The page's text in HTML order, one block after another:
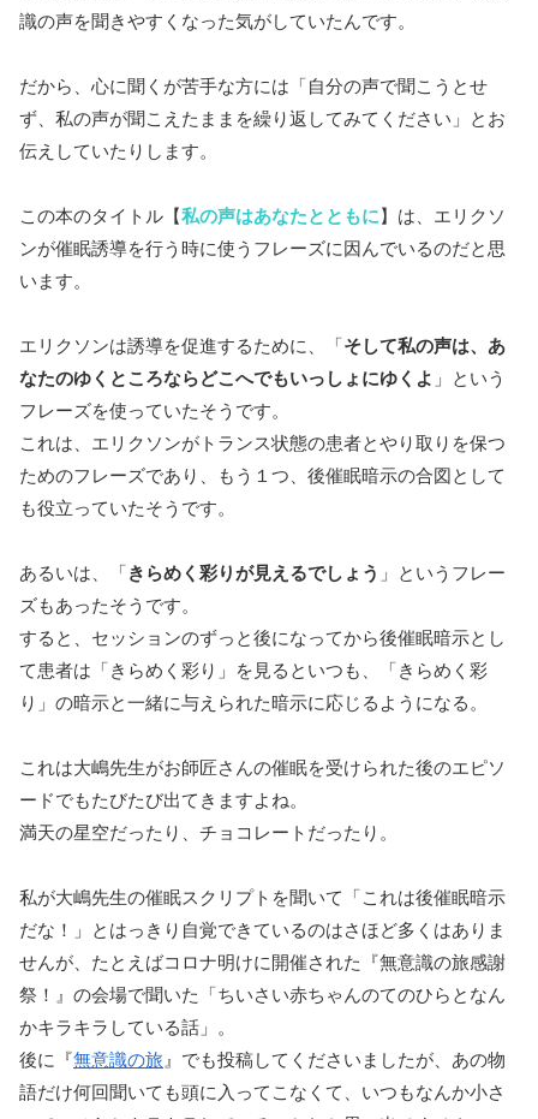
識の声を聞きやすくなった気がしていたんです。
だから、心に聞くが苦手な方には「自分の声で聞こうとせ
ず、私の声が聞こえたままを繰り返してみてください」とお
伝えしていたりします。
この本のタイトル【私の声はあなたとともに】は、エリクソ
ンが催眠誘導を行う時に使うフレーズに因んでいるのだと思
います。
エリクソンは誘導を促進するために、「そして私の声は、あ
なたのゆくところならどこへでもいっしょにゆくよ 」という
フレーズを使っていたそうです。
これは、エリクソンがトランス状態の患者とやり取りを保つ
ためのフレーズであり、もう１つ、後催眠暗示の合図として
も役立っていたそうです。
あるいは、「きらめく彩りが見えるでしょう 」というフレー
ズもあったそうです。
すると、セッションのずっと後になってから後催眠暗示とし
て患者は「きらめく彩り」を見るといつも、「きらめく彩
り」の暗示と一緒に与えられた暗示に応じるようになる。
これは大嶋先生がお師匠さんの催眠を受けられた後のエピソ
ードでもたびたび出てきますよね。
満天の星空だったり、チョコレートだったり。
私が大嶋先生の催眠スクリプトを聞いて「これは後催眠暗示
だな！」とはっきり自覚できているのはさほど多くはありま
せんが、たとえばコロナ明けに開催された『無意識の旅感謝
祭！』の会場で聞いた「ちいさい赤ちゃんのてのひらとなん
かキラキラしている話」。
後に『無意識の旅 』でも投稿してくださいましたが、あの物
語だけ何回聞いても頭に入ってこなくて、いつもなんか小さ